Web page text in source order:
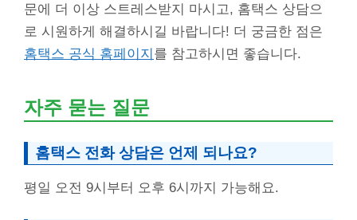
문에 더 이상 스트레스받지 마시고, 홈택스 상담으
로 시원하게 해결하시길 바랍니다! 더 궁금한 점은
홈택스 공식 홈페이지 를 참고하시면 좋습니다.
자주 묻는 질문
홈택스 전화 상담은 언제 되나요?
평일 오전 9시부터 오후 6시까지 가능해요.